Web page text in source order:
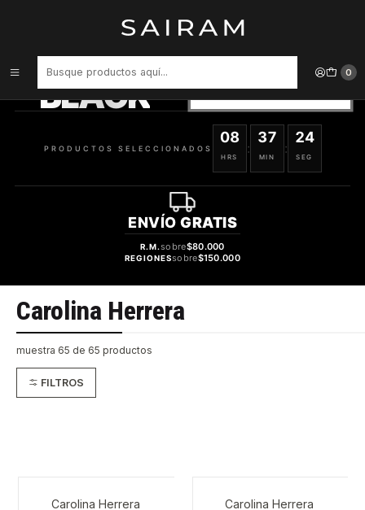
0
BLACK VER OFERTAS
PRODUCTOS SELECCIONADOS
08
HRS
:
37
MIN
:
24
SEG
ENVÍO GRATIS
R.M.sobre$80.000
REGIONESsobre$150.000
Carolina Herrera
muestra 65 de 65 productos
FILTROS
Carolina Herrera Carolina Herrera